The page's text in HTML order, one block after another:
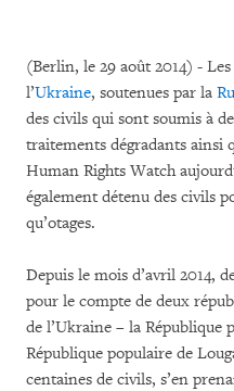
(Berlin, le 29 août 2014) -
l’Ukraine, soutenues par la
des civils qui sont soumis à
traitements dégradants ainsi
Human Rights Watch
également détenu des civils
qu’otages.
Depuis le mois d’avril 2014,
pour le compte de deux
de l’Ukraine – la République
République populaire de
centaines de civils, s’en